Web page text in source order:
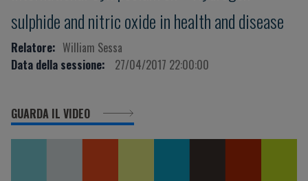
sulphide and nitric oxide in health and disease
Relatore: William Sessa
Data della sessione:
27/04/2017 22:00:00
GUARDA IL VIDEO